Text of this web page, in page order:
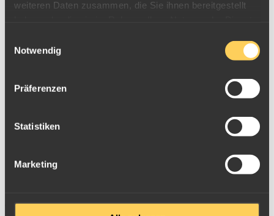
weiteren Daten zusammen, die Sie ihnen bereitgestellt
Notwendig
Präferenzen
Statistiken
Marketing
Computer-Stecker